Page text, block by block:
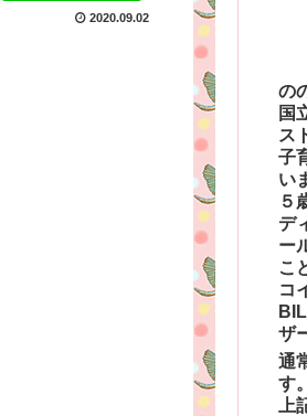
2020.09.02
の
国
ス
子
い
５
デ
ー
こ
コ
ザ
通
す。